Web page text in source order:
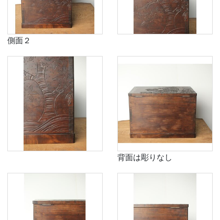
側面２
背面は彫りなし